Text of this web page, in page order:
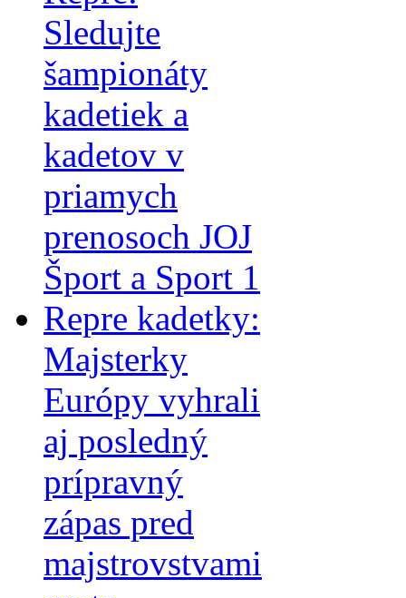
Sledujte
šampionáty
kadetiek a
kadetov v
priamych
prenosoch JOJ
Šport a Sport 1
Repre kadetky:
Majsterky
Európy vyhrali
aj posledný
prípravný
zápas pred
majstrovstvami